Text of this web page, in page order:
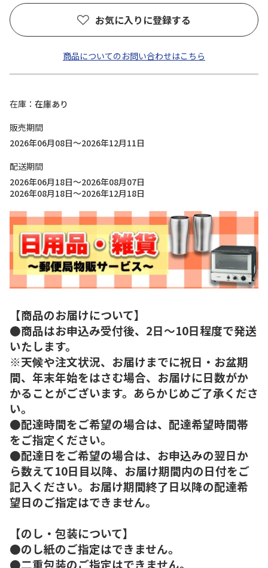
お気に入りに登録する
商品についてのお問い合わせはこちら
在庫
在庫あり
販売期間
2026年06月08日～2026年12月11日
配送期間
2026年06月18日～2026年08月07日
2026年08月18日～2026年12月18日
【商品のお届けについて】
●商品はお申込み受付後、2日～10日程度で発送
いたします。
※天候や注文状況、お届けまでに祝日・お盆期
間、年末年始をはさむ場合、お届けに日数がか
かることがございます。あらかじめご了承くださ
い。
●配達時間をご希望の場合は、配達希望時間帯
をご指定ください。
●配達日をご希望の場合は、お申込みの翌日か
ら数えて10日目以降、お届け期間内の日付をご
記入ください。お届け期間終了日以降の配達希
望日のご指定はできません。
【のし・包装について】
●のし紙のご指定はできません。
●二重包装のご指定はできません。